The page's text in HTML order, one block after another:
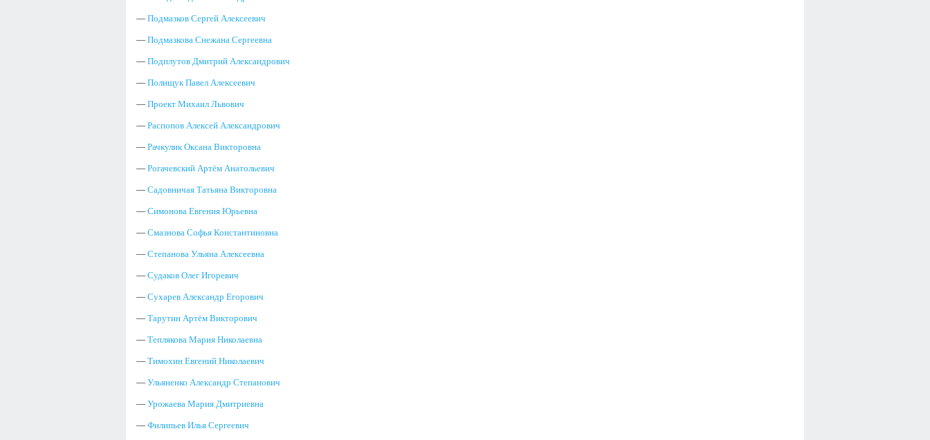
— Подмазков Сергей Алексеевич
— Подмазкова Снежана Сергеевна
— Подплутов Дмитрий Александрович
— Полищук Павел Алексеевич
— Проект Михаил Львович
— Распопов Алексей Александрович
— Рачкулик Оксана Викторовна
— Рогачевский Артём Анатольевич
— Садовничая Татьяна Викторовна
— Симонова Евгения Юрьевна
— Смазнова Софья Константиновна
— Степанова Ульяна Алексеевна
— Судаков Олег Игоревич
— Сухарев Александр Егорович
— Тарутин Артём Викторович
— Теплякова Мария Николаевна
— Тимохин Евгений Николаевич
— Ульяненко Александр Степанович
— Урожаева Мария Дмитриевна
— Филипьев Илья Сергеевич